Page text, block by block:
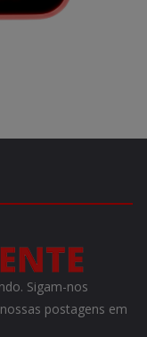
Sigam-nos
postagens em